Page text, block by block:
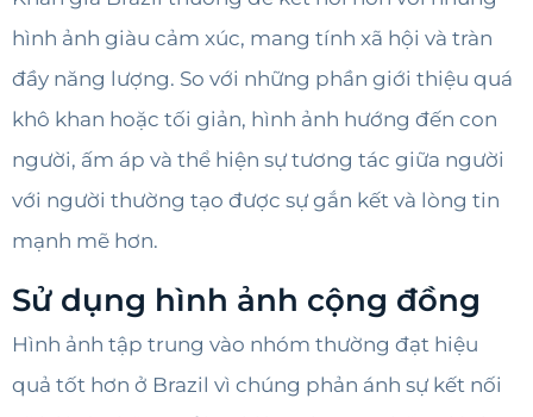
hình ảnh giàu cảm xúc, mang tính xã hội và tràn
đầy năng lượng. So với những phần giới thiệu quá
khô khan hoặc tối giản, hình ảnh hướng đến con
người, ấm áp và thể hiện sự tương tác giữa người
với người thường tạo được sự gắn kết và lòng tin
mạnh mẽ hơn.
Sử dụng hình ảnh cộng đồng
Hình ảnh tập trung vào nhóm thường đạt hiệu
quả tốt hơn ở Brazil vì chúng phản ánh sự kết nối